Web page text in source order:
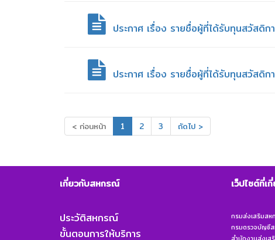
ประกาศ เรื่อง รายชื่อผู้ที่ได้รับทุนสวัสดิ
ประกาศ เรื่อง รายชื่อผู้ที่ได้รับทุนสวัสดิ
< ก่อนหน้า 1 2 3 ถัดไป >
เกี่ยวกับสหกรณ์
ประวัติสหกรณ์
ขั้นตอนการให้บริการ
เว็ปไซต์ที่
กรมส่งเสริมสห
กรมตรวจบัญชี